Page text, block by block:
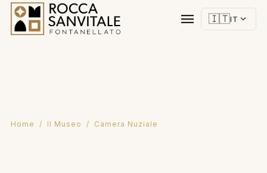
menu 🇮🇹IT expand_more
Home / Il Museo / Camera Nuziale